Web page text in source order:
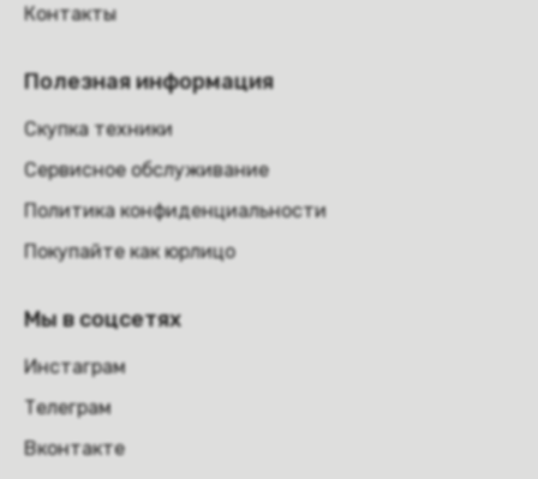
Контакты
Полезная информация
Скупка техники
Сервисное обслуживание
Политика конфиденциальности
Покупайте как юрлицо
Мы в соцсетях
Инстаграм
Телеграм
Вконтакте